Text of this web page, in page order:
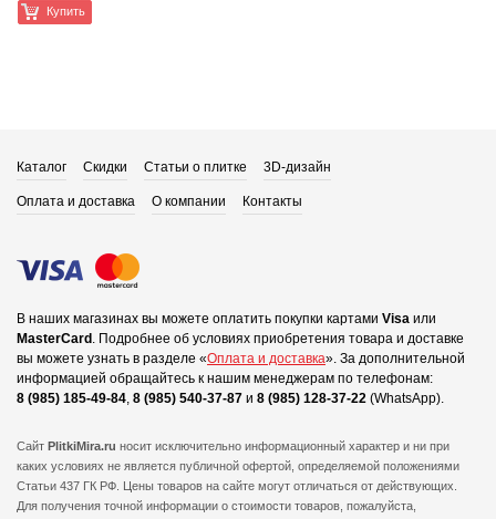
Купить
Каталог Скидки Статьи о плитке 3D-дизайн
Оплата и доставка О компании Контакты
В наших магазинах вы можете оплатить покупки картами Visa или
MasterCard . Подробнее об условиях приобретения товара и доставке
вы можете узнать в разделе «Оплата и доставка». За дополнительной
информацией обращайтесь к нашим менеджерам по телефонам:
8 (985) 185-49-84, 8 (985) 540-37-87 и 8 (985) 128-37-22 (WhatsApp).
Сайт PlitkiMira.ru носит исключительно информационный характер и ни при
каких условиях не является публичной офертой, определяемой положениями
Статьи 437 ГК РФ. Цены товаров на сайте могут отличаться от действующих.
Для получения точной информации о стоимости товаров, пожалуйста,